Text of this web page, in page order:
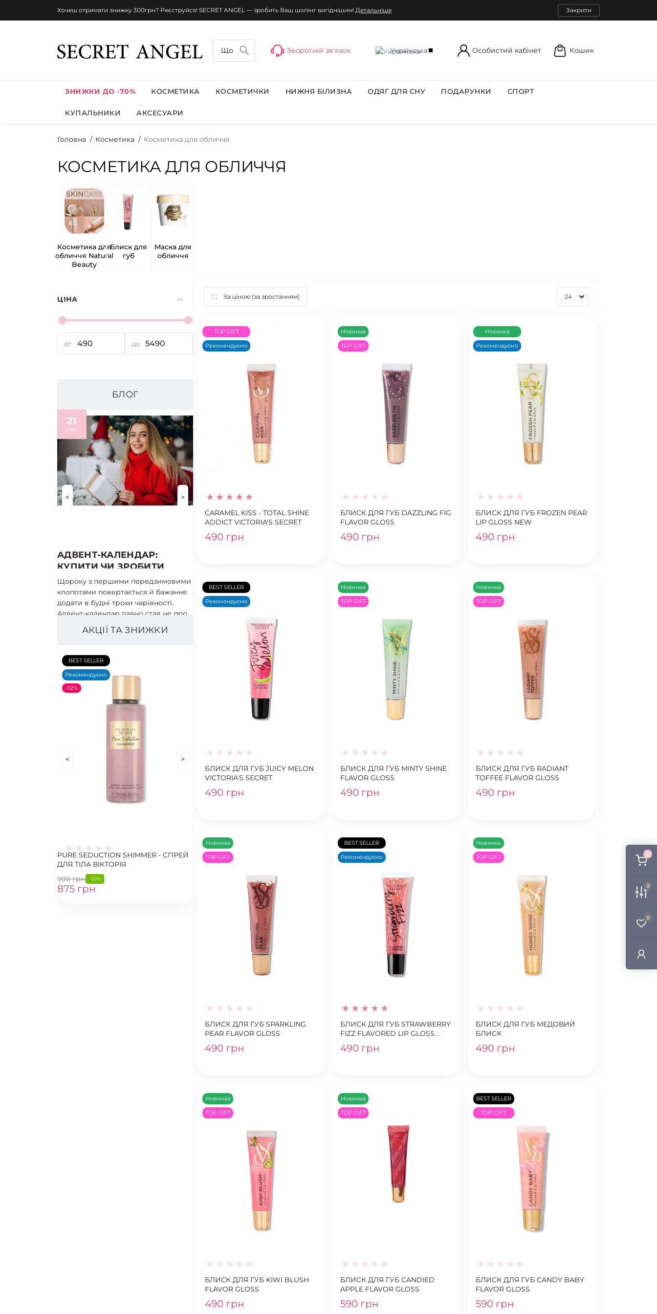
0
0
0
Хочеш отримати знижку 300грн? Реєструйся! SECRET ANGEL — зробить Ваш шопінг вигіднішим! Детальніше Закрити
Зворотній зв'язок Українська Особистий кабінет Кошик
ЗНИЖКИ ДО -70% КОСМЕТИКА КОСМЕТИЧКИ НИЖНЯ БІЛИЗНА ОДЯГ ДЛЯ СНУ ПОДАРУНКИ СПОРТ
КУПАЛЬНИКИ АКСЕСУАРИ
Головна Косметика Косметика для обличчя
КОСМЕТИКА ДЛЯ ОБЛИЧЧЯ
Косметика для
обличчя Natural
Beauty
Блиск для
губ
Маска для
обличчя
ЦІНА
от до
БЛОГ
21
ГРУ
АДВЕНТ-КАЛЕНДАР:
КУПИТИ ЧИ ЗРОБИТИ
СВОЇМИ РУКАМИ?
Щороку з першими передзимовими
клопотами повертається й бажання
додати в будні трохи чарівності.
Адвент-календар давно став не про..
< >
АКЦІЇ ТА ЗНИЖКИ
BEST SELLER
Рекомендуємо
-12%
PURE SEDUCTION SHIMMER - СПРЕЙ
ДЛЯ ТІЛА ВІКТОРІЯ
990 грн
-12%
875 грн
< >
TOP GIFT
Рекомендуємо
CARAMEL KISS - TOTAL SHINE
ADDICT VICTORIA'S SECRET
490 грн
Новинка
TOP GIFT
БЛИСК ДЛЯ ГУБ DAZZLING FIG
FLAVOR GLOSS
490 грн
Новинка
Рекомендуємо
БЛИСК ДЛЯ ГУБ FROZEN PEAR
LIP GLOSS NEW
490 грн
BEST SELLER
Рекомендуємо
БЛИСК ДЛЯ ГУБ JUICY MELON
VICTORIA'S SECRET
490 грн
Новинка
TOP GIFT
БЛИСК ДЛЯ ГУБ MINTY SHINE
FLAVOR GLOSS
490 грн
Новинка
TOP GIFT
БЛИСК ДЛЯ ГУБ RADIANT
TOFFEE FLAVOR GLOSS
490 грн
Новинка
TOP GIFT
БЛИСК ДЛЯ ГУБ SPARKLING
PEAR FLAVOR GLOSS
490 грн
BEST SELLER
Рекомендуємо
БЛИСК ДЛЯ ГУБ STRAWBERRY
FIZZ FLAVORED LIP GLOSS
VICTORIA'S SECRET
490 грн
Новинка
TOP GIFT
БЛИСК ДЛЯ ГУБ МЕДОВИЙ
БЛИСК
490 грн
Новинка
TOP GIFT
БЛИСК ДЛЯ ГУБ KIWI BLUSH
FLAVOR GLOSS
490 грн
Новинка
TOP GIFT
БЛИСК ДЛЯ ГУБ CANDIED
APPLE FLAVOR GLOSS
590 грн
BEST SELLER
TOP GIFT
БЛИСК ДЛЯ ГУБ CANDY BABY
FLAVOR GLOSS
590 грн